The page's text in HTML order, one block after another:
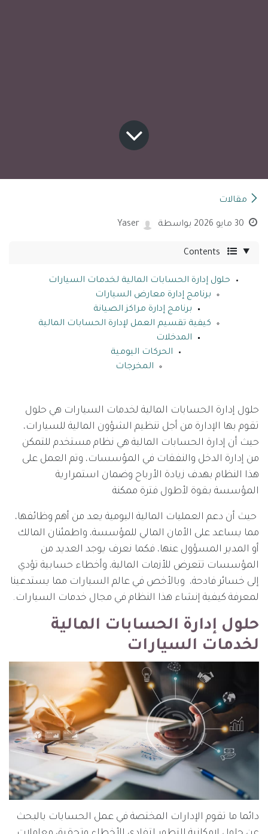
مقالات
30 مايو 2026 بواسطة Yaser
Contents
حلول إدارة الحسابات المالية لخدمات السيارات
برنامج إدارة معارض السيارات
برنامج إدارة مراكز الصيانة
كيفية تقسيم العمل لإدارة الحسابات المالية
المدخلات
الحركات اليومية
المخرجات
حلول إدارة الحسابات المالية لخدمات السيارات هي حلول
تقوم بها الإدارة من أجل تنظيم الشؤون المالية للسيارات،
حيث أن إدارة الحسابات المالية هي نظام مستخدم للتمكن
من إدارة الدخل والنفقات في المؤسسات، وتم العمل على
هذا النظام بهدف زيادة الأرباح وضمان استمرارية
المؤسسة بقوة لأطول فترة ممكنة
حيث أن دعم العمليات المالية اليومية يعد من أهم وظائفها،
مما يساعد على الأمان المالي للمؤسسة، واطمئنان المالك
أو المدير المسؤول عنها، فكما نعرف يوجد العديد من
المؤسسات تتعرض للأزمات المالية، وأخطاء حسابية تؤدي
إلى خسائر فادحة، وبالأخص في عالم السيارات مما يستدعينا
لمعرفة كيفية إنشاء هذا النظام في مجال خدمات السيارات.
حلول إدارة الحسابات المالية
لخدمات السيارات
دائما ما تقوم الإدارات المختصة في عمل الحسابات بالبحث